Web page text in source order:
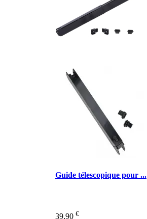
Guide télescopique pour ...
39,90 €